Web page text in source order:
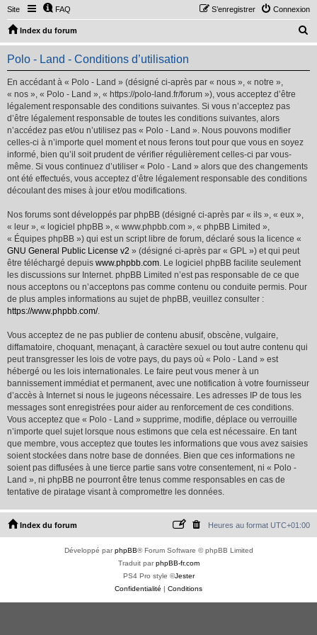
Site FAQ Connexion
S’enregistrer
Index du forum
e
Polo - Land - Conditions d’utilisation
En accédant à « Polo - Land » (désigné ci-après par « nous », « notre »,
« nos », « Polo - Land », « https://polo-land.fr/forum »), vous acceptez d’être
légalement responsable des conditions suivantes. Si vous n’acceptez pas
d’être légalement responsable de toutes les conditions suivantes, alors
n’accédez pas et/ou n’utilisez pas « Polo - Land ». Nous pouvons modifier
celles-ci à n’importe quel moment et nous ferons tout pour que vous en soyez
informé, bien qu’il soit prudent de vérifier régulièrement celles-ci par vous-
même. Si vous continuez d’utiliser « Polo - Land » alors que des changements
ont été effectués, vous acceptez d’être légalement responsable des conditions
découlant des mises à jour et/ou modifications.
Nos forums sont développés par phpBB (désigné ci-après par « ils », « eux »,
« leur », « logiciel phpBB », « www.phpbb.com », « phpBB Limited »,
« Équipes phpBB ») qui est un script libre de forum, déclaré sous la licence «
GNU General Public License v2 » (désigné ci-après par « GPL ») et qui peut
être téléchargé depuis www.phpbb.com. Le logiciel phpBB facilite seulement
les discussions sur Internet. phpBB Limited n’est pas responsable de ce que
nous acceptons ou n’acceptons pas comme contenu ou conduite permis. Pour
de plus amples informations au sujet de phpBB, veuillez consulter :
https://www.phpbb.com/.
Vous acceptez de ne pas publier de contenu abusif, obscène, vulgaire,
diffamatoire, choquant, menaçant, à caractère sexuel ou tout autre contenu qui
peut transgresser les lois de votre pays, du pays où « Polo - Land » est
hébergé ou les lois internationales. Le faire peut vous mener à un
bannissement immédiat et permanent, avec une notification à votre fournisseur
d’accès à Internet si nous le jugeons nécessaire. Les adresses IP de tous les
messages sont enregistrées pour aider au renforcement de ces conditions.
Vous acceptez que « Polo - Land » supprime, modifie, déplace ou verrouille
n’importe quel sujet lorsque nous estimons que cela est nécessaire. En tant
que membre, vous acceptez que toutes les informations que vous avez saisies
soient stockées dans notre base de données. Bien que ces informations ne
soient pas diffusées à une tierce partie sans votre consentement, ni « Polo -
Land », ni phpBB ne pourront être tenus comme responsables en cas de
tentative de piratage visant à compromettre les données.
Index du forum Heures au format UTC+01:00
Développé parphpBB® Forum Software © phpBB Limited
Traduit parphpBB-fr.com
PS4 Pro style ©Jester
Confidentialité | Conditions